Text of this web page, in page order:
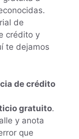
de
crédito y
te dejamos
de crédito
gratuito.
y anota
que